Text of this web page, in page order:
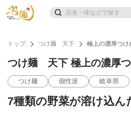
トップ つけ麺 天下 極上の濃厚つけ
つけ麺 天下 極上の濃厚
つけ麺 個性派 岐阜県
7種類の野菜が溶け込ん